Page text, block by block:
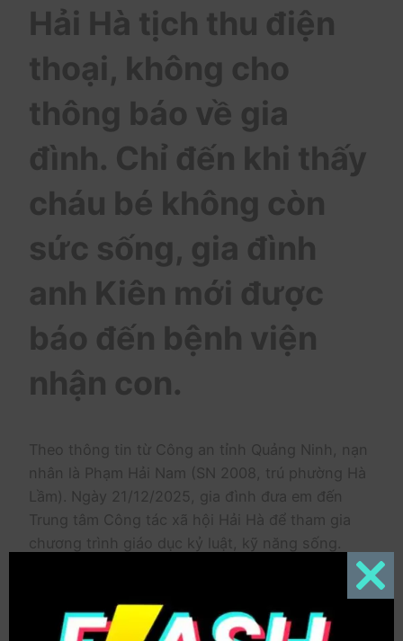
Hải Hà tịch thu điện
thoại, không cho
thông báo về gia
đình. Chỉ đến khi thấy
cháu bé không còn
sức sống, gia đình
anh Kiên mới được
báo đến bệnh viện
nhận con.
Theo thông tin từ Công an tỉnh Quảng Ninh, nạn
nhân là Phạm Hải Nam (SN 2008, trú phường Hà
Lầm). Ngày 21/12/2025, gia đình đưa em đến
Trung tâm Công tác xã hội Hải Hà để tham gia
chương trình giáo dục kỷ luật, kỹ năng sống.
Đến sáng 23/12, trong quá trình sinh hoạt và lao
động tại khu vực đồi Trại Lốc, học viên Nam xảy
ra mâu thuẫn với một số người trong trung tâm,
Close